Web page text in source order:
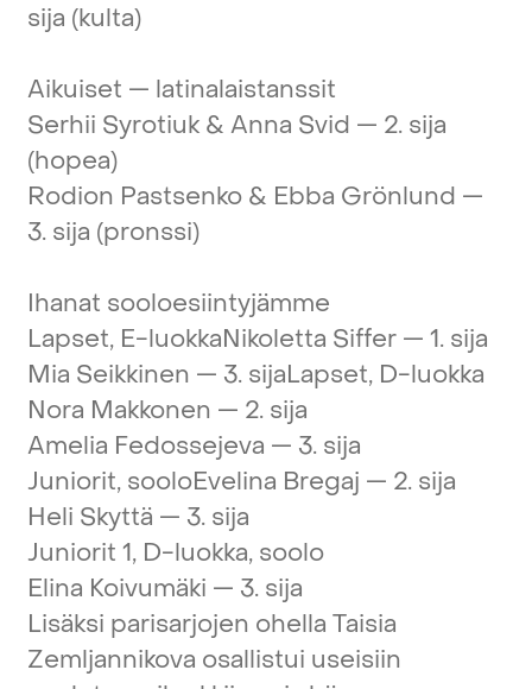
sija (kulta)
Aikuiset — latinalaistanssit
Serhii Syrotiuk & Anna Svid — 2. sija
(hopea)
Rodion Pastsenko & Ebba Grönlund —
3. sija (pronssi)
Ihanat sooloesiintyjämme
Lapset, E-luokkaNikoletta Siffer — 1. sija
Mia Seikkinen — 3. sijaLapset, D-luokka
Nora Makkonen — 2. sija
Amelia Fedossejeva — 3. sija
Juniorit, sooloEvelina Bregaj — 2. sija
Heli Skyttä — 3. sija
Juniorit 1, D-luokka, soolo
Elina Koivumäki — 3. sija
Lisäksi parisarjojen ohella Taisia
Zemljannikova osallistui useisiin